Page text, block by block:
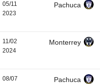
05/11
2023
Pachuca
11/02
2024
Monterrey
08/07
Pachuca